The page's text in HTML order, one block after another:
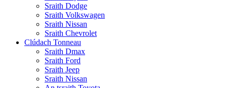
Sraith Dodge
Sraith Volkswagen
Sraith Nissan
Sraith Chevrolet
Clúdach Tonneau
Sraith Dmax
Sraith Ford
Sraith Jeep
Sraith Nissan